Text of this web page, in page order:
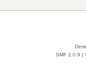
SMF 2.0.9 |